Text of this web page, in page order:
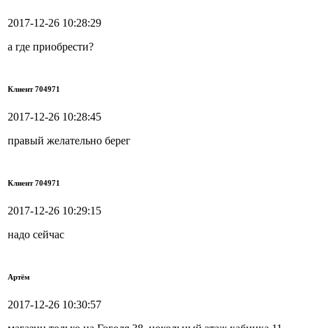
2017-12-26 10:28:29
а где приобрести?
Клиент 704971
2017-12-26 10:28:45
правый желательно берег
Клиент 704971
2017-12-26 10:29:15
надо сейчас
Артём
2017-12-26 10:30:57